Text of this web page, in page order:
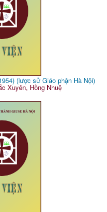
(lược sử Giáo phận Hà Nội)
Xuyên, Hồng Nhuệ